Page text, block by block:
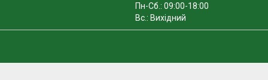
Пн-Сб.: 09:00-18:00
Вс.: Вихідний